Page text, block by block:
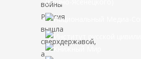
войны
Россия
вышла
сверхдержавой,
а